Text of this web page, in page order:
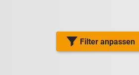
Filter anpassen